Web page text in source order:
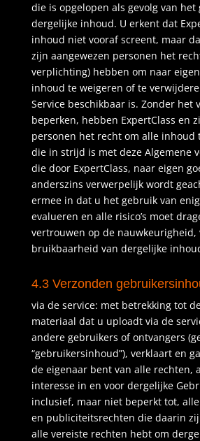
die is opgelopen als gevolg van het
dergelijke inhoud. U erkent dat
inhoud niet vooraf screent, maar
zijn aangewezen personen het
verplichting) hebben om naar
inhoud te weigeren of te
Service beschikbaar is. Zonder het
beperken, hebben ExpertClass en
personen het recht om alle inhoud
die in strijd is met deze Algemene
die door ExpertClass, naar eigen
anderszins verwerpelijk wordt
ermee in dat u het gebruik van
evalueren en alle risico’s moet
vertrouwen op de
bruikbaarheid van dergelijke
4.3 Verzonden
via de service: met betrekking tot
materiaal dat u uploadt via de
andere gebruikers of ontvangers
“gebruikersinhoud”), verklaart en
de eigenaar bent van alle rechten,
interesse in en voor dergelijke
inclusief, maar niet beperkt tot,
en publiciteitsrechten die daarin
alle vereiste rechten hebt om